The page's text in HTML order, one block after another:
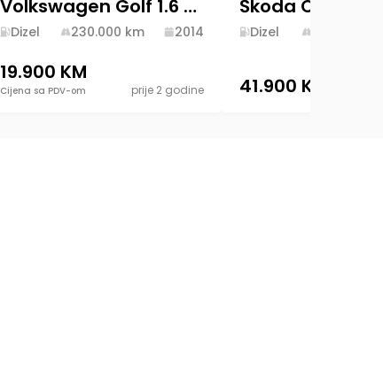
Volkswagen Golf 1.6 TDI Full XENON LED
Dizel 230.000 km 2014
19.900 KM
Cijena sa PDV-om prije 2 godine
Dizel
41.900 KM